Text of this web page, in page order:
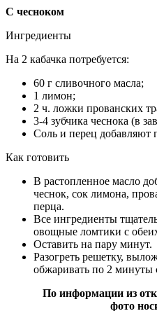
С чесноком
Ингредиенты
На 2 кабачка потребуется:
60 г сливочного масла;
1 лимон;
2 ч. ложки прованских
3-4 зубчика чеснока (в
Соль и перец добавляют
Как готовить
В растопленное масло
чеснок, сок лимона,
перца.
Все ингредиенты
овощные ломтики с
Оставить на пару минут.
Разогреть решетку,
обжаривать по 2 минуты
По информации из
фото